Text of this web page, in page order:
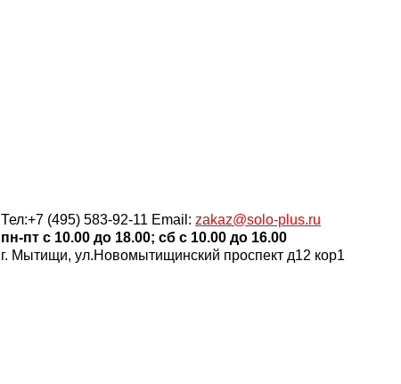
Тел:+7 (495) 583-92-11 Email: zakaz@solo-plus.ru
пн-пт c 10.00 до 18.00; сб c 10.00 до 16.00
г. Мытищи, ул.Новомытищинский проспект д12 кор1